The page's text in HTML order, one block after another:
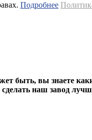
Подробнее
быть, вы знаете
наш завод